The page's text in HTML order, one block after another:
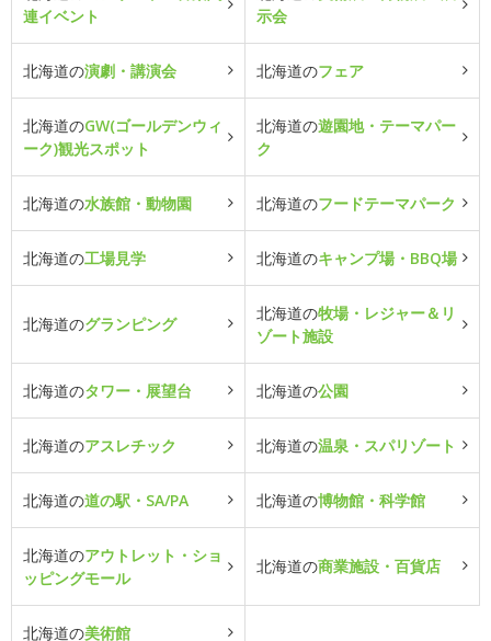
連イベント
示会
北海道の演劇・講演会 北海道のフェア
北海道のGW(ゴールデンウィ
ーク)観光スポット
北海道の遊園地・テーマパー
ク
北海道の水族館・動物園 北海道のフードテーマパーク
北海道の工場見学 北海道のキャンプ場・BBQ場
北海道のグランピング
北海道の牧場・レジャー＆リ
ゾート施設
北海道のタワー・展望台 北海道の公園
北海道のアスレチック 北海道の温泉・スパリゾート
北海道の道の駅・SA/PA 北海道の博物館・科学館
北海道のアウトレット・ショ
ッピングモール
北海道の商業施設・百貨店
北海道の美術館